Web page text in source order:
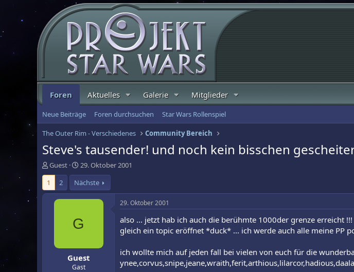
Foren Aktuelles Galerie Mitglieder
Neue Beiträge Foren durchsuchen Star Wars Rollenspiel
The Outer Rim - Verschiedenes Community Bereich
Steve's tausender! und noch kein bisschen
E
r
s
t
Guest
E
r
s
t
e
l
t
m
29. Oktober 2001
1
2 Nächste
G
Guest
Gast
29. Oktober 2001
also ... jetzt hab ich auch die berühmte 1000der grenze erreicht
gleich ein topic eröffnet *duck* ... ich werde auch alle meine PP
ich wollte mich auf jeden fall bei vielen von euch für die